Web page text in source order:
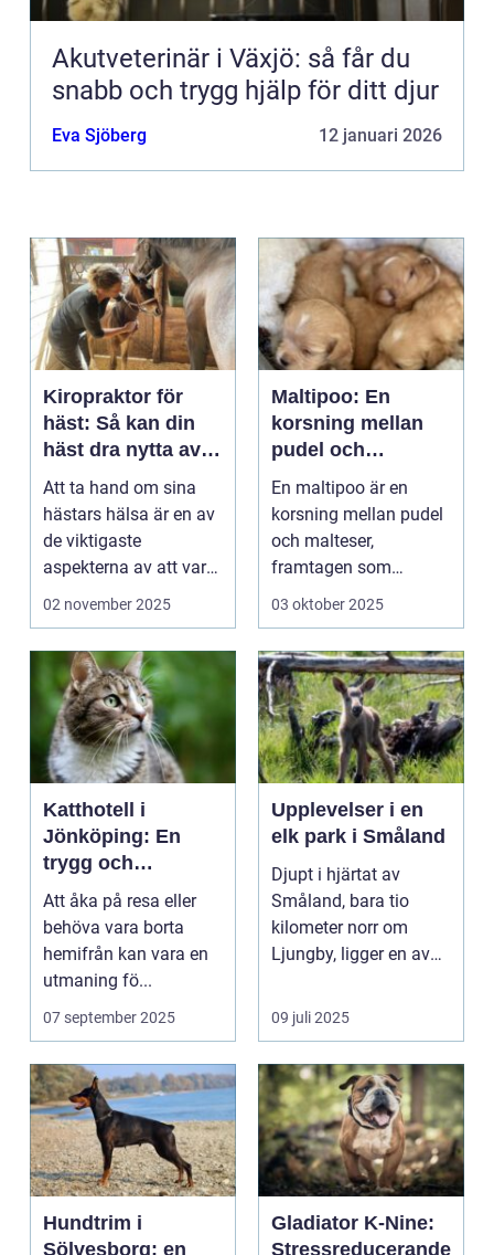
Akutveterinär i Växjö: så får du
snabb och trygg hjälp för ditt djur
Eva Sjöberg 12 januari 2026
Kiropraktor för
häst: Så kan din
häst dra nytta av
behandling
Att ta hand om sina
hästars hälsa är en av
de viktigaste
aspekterna av att vara
h&aum...
02 november 2025
Maltipoo: En
korsning mellan
pudel och
malteser
En maltipoo är en
korsning mellan pudel
och malteser,
framtagen som
sällskapshund. Den
03 oktober 2025
Katthotell i
Jönköping: En
trygg och
hemtrevlig lösning
för din katt
Att åka på resa eller
behöva vara borta
hemifrån kan vara en
utmaning fö...
07 september 2025
Upplevelser i en
elk park i Småland
Djupt i hjärtat av
Småland, bara tio
kilometer norr om
Ljungby, ligger en av
09 juli 2025
Hundtrim i
Sölvesborg: en
Gladiator K-Nine:
Stressreducerande